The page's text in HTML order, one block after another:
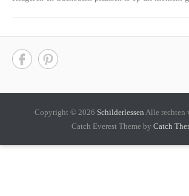
Copyright © 2026 Schilderlessen Alle rechten
Catch Everest Theme by Catch